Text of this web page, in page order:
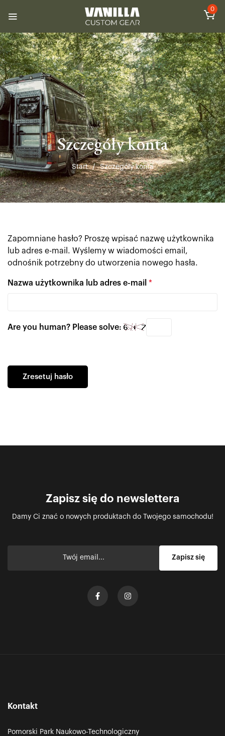
0
Szczegóły konta
Start / Szczegóły konta
Zapomniane hasło? Proszę wpisać nazwę użytkownika
lub adres e-mail. Wyślemy w wiadomości email,
odnośnik potrzebny do utworzenia nowego hasła.
Nazwa użytkownika lub adres e-mail *
Are you human? Please solve:
Zresetuj hasło
Zapisz się do newslettera
Damy Ci znać o nowych produktach do Twojego samochodu!
Kontakt
Pomorski Park Naukowo-Technologiczny